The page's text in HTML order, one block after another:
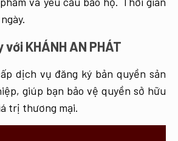
KHÁNH AN PHÁT
dịch vụ đăng ký bản quyền sản
giúp bạn bảo vệ quyền sở hữu
trị thương mại.